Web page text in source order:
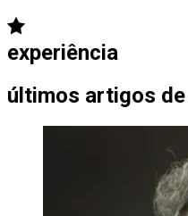
experiência
últimos artigos de